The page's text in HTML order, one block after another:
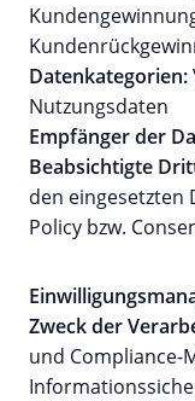
Datenkategorien:
Nutzungsdaten
Empfänger der
Beabsichtigte
den eingesetzten
Policy bzw.
Zweck der
und Compliance-